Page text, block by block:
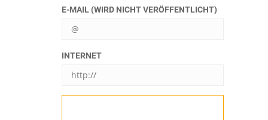
E-MAIL (WIRD NICHT VERÖFFENTLICHT)
INTERNET